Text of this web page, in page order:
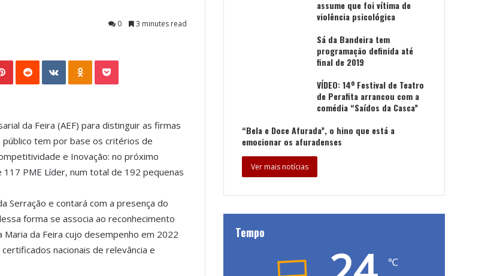
0
3 minutes read
VKontakte
da Feira (AEF) para distinguir as firmas
tem por base os critérios de
e Inovação: no próximo
PME Líder, num total de 192 pequenas
Serração e contará com a presença do
forma se associa ao reconhecimento
da Feira cujo desempenho em 2022
nacionais de relevância e
assume que foi vítima de
violência psicológica
Sá da Bandeira tem
programação definida até
final de 2019
VÍDEO: 14º Festival de Teatro
de Perafita arrancou com a
comédia “Saídos da Casca”
“Bela e Doce Afurada”, o hino que está a
emocionar os afuradenses
Ver mais notícias
Tempo
℃